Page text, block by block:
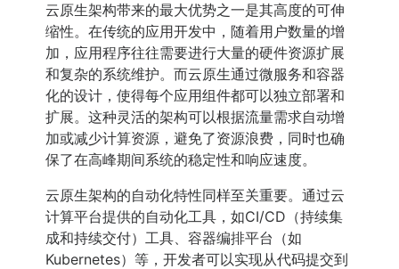
云原生架构带来的最大优势之一是其高度的可伸
缩性。在传统的应用开发中，随着用户数量的增
加，应用程序往往需要进行大量的硬件资源扩展
和复杂的系统维护。而云原生通过微服务和容器
化的设计，使得每个应用组件都可以独立部署和
扩展。这种灵活的架构可以根据流量需求自动增
加或减少计算资源，避免了资源浪费，同时也确
保了在高峰期间系统的稳定性和响应速度。
云原生架构的自动化特性同样至关重要。通过云
计算平台提供的自动化工具，如CI/CD（持续集
成和持续交付）工具、容器编排平台（如
Kubernetes）等，开发者可以实现从代码提交到